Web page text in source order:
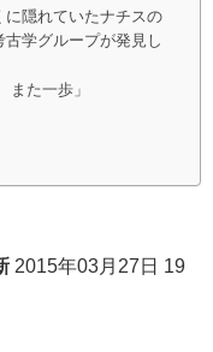
に隠れていたナチスの
学グループが発見し
また一歩」
2015年03月27日 19